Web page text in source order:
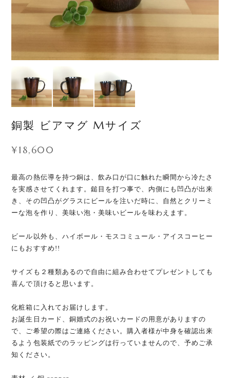
銅製 ビアマグ Mサイズ
¥18,600
最高の熱伝導を持つ銅は、飲み口が口に触れた瞬間から冷たさ
を実感させてくれます。鎚目を打つ事で、内側にも凹凸が出来
き、その凹凸がグラスにビールを注いだ時に、自然とクリーミ
ーな泡を作り、美味い泡・美味いビールを味わえます。
ビール以外も、ハイボール・モスコミュール・アイスコーヒー
にもおすすめ!!
サイズも２種類あるので自由に組み合わせてプレゼントしても
喜んで頂けると思います。
化粧箱に入れてお届けします。
お誕生日カード、銅婚式のお祝いカードの用意がありますの
で、ご希望の際はご連絡ください。購入者様が中身を確認出来
るよう包装紙でのラッピングは行っていませんので、予めご承
知ください。